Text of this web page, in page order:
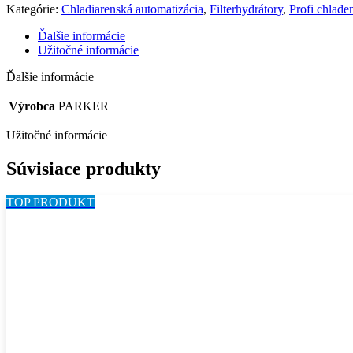
Kategórie: Chladiarenská automatizácia, Filterhydrátory, Profi
Ďalšie informácie
Užitočné informácie
Ďalšie informácie
Výrobca PARKER
Užitočné informácie
Súvisiace produkty
TOP PRODUKT